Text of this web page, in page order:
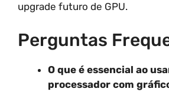
upgrade futuro de GPU.
Perguntas
O que é essencial ao
processador com